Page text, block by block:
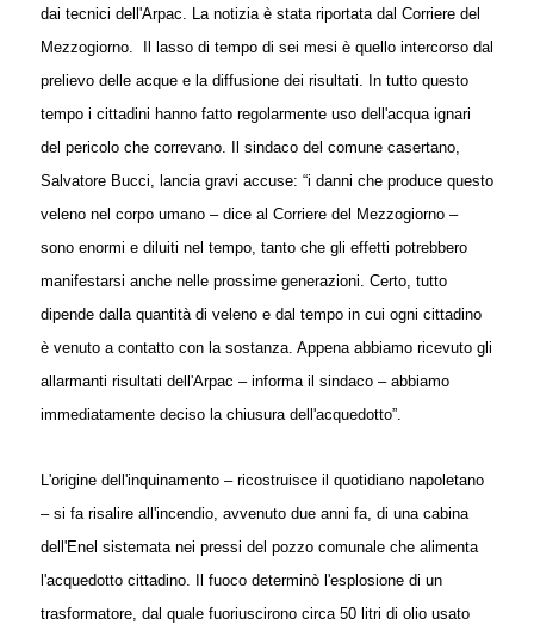
dai tecnici dell'Arpac. La notizia è stata riportata dal Corriere del
Mezzogiorno.
Il lasso di tempo di sei mesi è quello intercorso dal
prelievo delle acque e la diffusione dei risultati. In tutto questo
tempo i cittadini hanno fatto regolarmente uso dell'acqua ignari
del pericolo che correvano. Il sindaco del comune casertano,
Salvatore Bucci, lancia gravi accuse: “i danni che produce questo
veleno nel corpo umano – dice al Corriere del Mezzogiorno –
sono enormi e diluiti nel tempo, tanto che gli effetti potrebbero
manifestarsi anche nelle prossime generazioni. Certo, tutto
dipende dalla quantità di veleno e dal tempo in cui ogni cittadino
è venuto a contatto con la sostanza. Appena abbiamo ricevuto gli
allarmanti risultati dell'Arpac – informa il sindaco – abbiamo
immediatamente deciso la chiusura dell'acquedotto”.
L'origine dell'inquinamento – ricostruisce il quotidiano napoletano
– si fa risalire all'incendio, avvenuto due anni fa, di una cabina
dell'Enel sistemata nei pressi del pozzo comunale che alimenta
l'acquedotto cittadino. Il fuoco determinò l'esplosione di un
trasformatore, dal quale fuoriuscirono circa 50 litri di olio usato